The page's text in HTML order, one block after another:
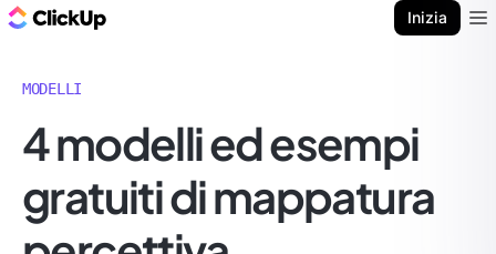
Inizia
MODELLI
4 modelli ed esempi
gratuiti di mappatura